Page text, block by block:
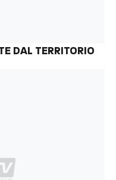
DAL TERRITORIO